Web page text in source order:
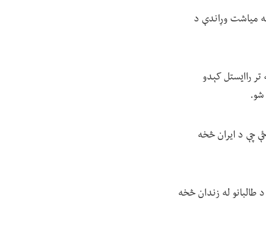
میاشت وړاندې د
کال د وږي په ۲ مه له ایران څخه تر راایستل کېدو
شو.
چې د ایران څخه
طالبانو له زندان څخه